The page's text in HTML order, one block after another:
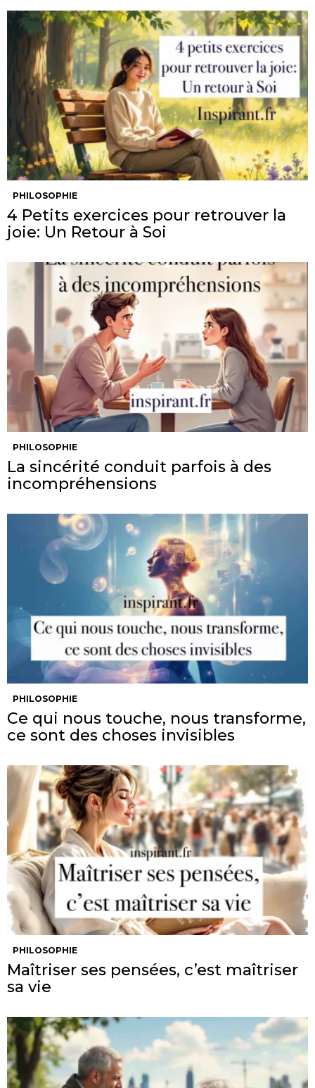
PHILOSOPHIE
4 Petits exercices pour retrouver la
joie: Un Retour à Soi
PHILOSOPHIE
La sincérité conduit parfois à des
incompréhensions
PHILOSOPHIE
Ce qui nous touche, nous transforme,
ce sont des choses invisibles
PHILOSOPHIE
Maîtriser ses pensées, c’est maîtriser
sa vie